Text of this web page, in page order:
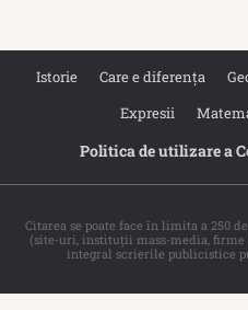
Istorie Care e diferența
Expresii
Politica de utilizare a
Citarea se poate face în limita a 250
(site-uri, instituţii mass-media, firme
integral scrierile publicistice